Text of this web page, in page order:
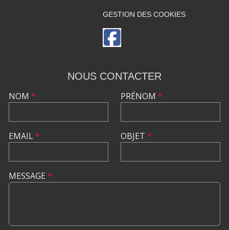
GESTION DES COOKIES
NOUS CONTACTER
NOM *
EMAIL*
PRÉNOM *
OBJET *
MESSAGE *